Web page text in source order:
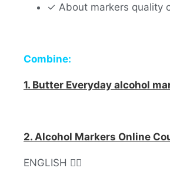
✓ About markers quality
Combine:
1. Butter Everyday alcohol
2. Alcohol Markers Online
ENGLISH 👇🏻